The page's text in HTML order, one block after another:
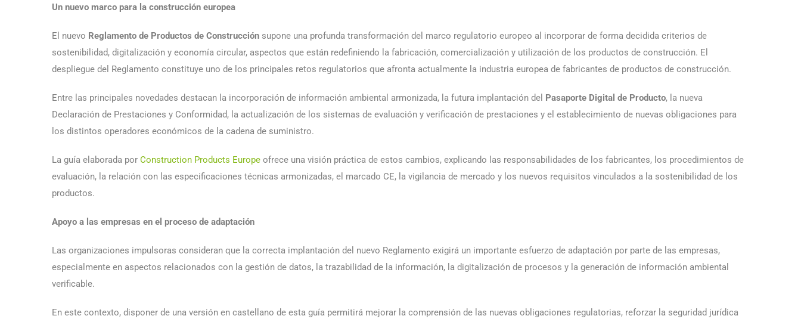
Un nuevo marco para la construcción europea
El nuevo Reglamento de Productos de Construcción supone una profunda transformación del marco regulatorio europeo al incorporar de forma decidida criterios de
sostenibilidad, digitalización y economía circular, aspectos que están redefiniendo la fabricación, comercialización y utilización de los productos de construcción. El
despliegue del Reglamento constituye uno de los principales retos regulatorios que afronta actualmente la industria europea de fabricantes de productos de construcción.
Entre las principales novedades destacan la incorporación de información ambiental armonizada, la futura implantación del Pasaporte Digital de Producto, la nueva
Declaración de Prestaciones y Conformidad, la actualización de los sistemas de evaluación y verificación de prestaciones y el establecimiento de nuevas obligaciones para
los distintos operadores económicos de la cadena de suministro.
La guía elaborada por Construction Products Europe ofrece una visión práctica de estos cambios, explicando las responsabilidades de los fabricantes, los procedimientos de
evaluación, la relación con las especificaciones técnicas armonizadas, el marcado CE, la vigilancia de mercado y los nuevos requisitos vinculados a la sostenibilidad de los
productos.
Apoyo a las empresas en el proceso de adaptación
Las organizaciones impulsoras consideran que la correcta implantación del nuevo Reglamento exigirá un importante esfuerzo de adaptación por parte de las empresas,
especialmente en aspectos relacionados con la gestión de datos, la trazabilidad de la información, la digitalización de procesos y la generación de información ambiental
verificable.
En este contexto, disponer de una versión en castellano de esta guía permitirá mejorar la comprensión de las nuevas obligaciones regulatorias, reforzar la seguridad jurídica